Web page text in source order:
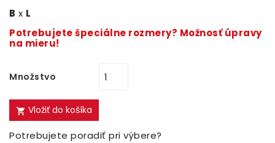
B x L
Potrebujete špeciálne rozmery? Možnosť úpravy
na mieru!
Množstvo
 Vložiť do košíka
Potrebujete poradiť pri výbere?